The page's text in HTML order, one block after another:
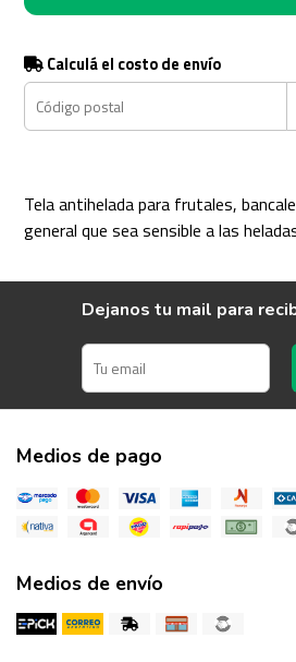
Calculá el costo de envío
Tela antihelada para frutales,
general que sea sensible a las
Dejanos tu mail para
Medios de pago
Medios de envío